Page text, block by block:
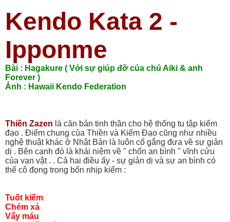
Kendo Kata 2 -
Ipponme
Bài : Hagakure ( Với sự giúp đỡ của chú Aiki & anh
Forever )
Ảnh : Hawaii Kendo Federation
Thiền Zazen là căn bản tinh thần cho hệ thống tu tập kiếm
đạo . Điểm chung của Thiền và Kiếm Đạo cũng như nhiều
nghệ thuật khác ở Nhật Bản là luôn cố gắng đưa về sự giản
dị . Bên cạnh đó là khái niệm về " chốn an bình " vĩnh cửu
của vạn vật . . Cả hai điều ấy - sự giản dị và sự an bình có
thể cô đọng trong bốn nhịp kiếm :
Tuốt kiếm
Chém xả
Vẩy máu